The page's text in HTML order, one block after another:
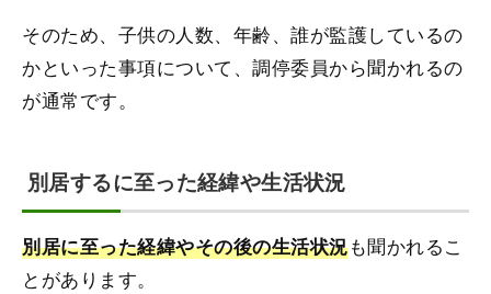
そのため、子供の人数、年齢、誰が監護しているの
かといった事項について、調停委員から聞かれるの
が通常です。
別居するに至った経緯や生活状況
別居に至った経緯やその後の生活状況も聞かれるこ
とがあります。